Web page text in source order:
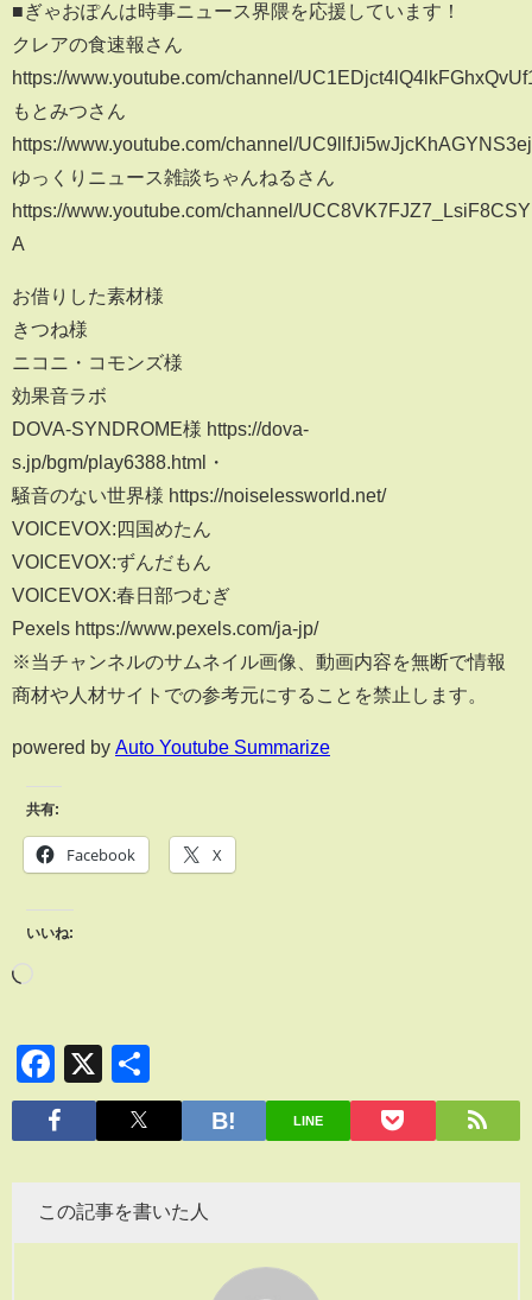
■ぎゃおぽんは時事ニュース界隈を応援しています！
クレアの食速報さん
https://www.youtube.com/channel/
もとみつさん
https://www.youtube.com/channel/
ゆっくりニュース雑談ちゃんねるさん
https://www.youtube.com/channel/
A
お借りした素材様
きつね様
ニコニ・コモンズ様
効果音ラボ
DOVA-SYNDROME様 https://dova-
s.jp/bgm/play6388.html・
騒音のない世界様 https://noiselessworld.net/
VOICEVOX:四国めたん
VOICEVOX:ずんだもん
VOICEVOX:春日部つむぎ
Pexels https://www.pexels.com/ja-jp/
※当チャンネルのサムネイル画像、動画内容を無断で情報
商材や人材サイトでの参考元にすることを禁止します。
powered by Auto Youtube Summarize
共有:
Facebook X
いいね:
Facebook
X
有
LINE
この記事を書いた人